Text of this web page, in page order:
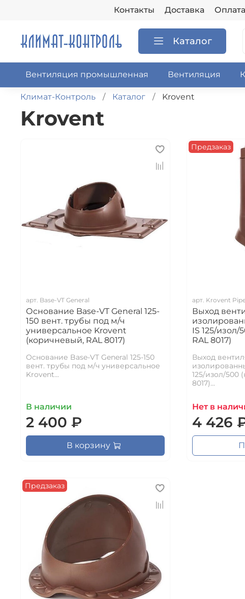
Контакты Доставка Оплата
Каталог
Вентиляция промышленная Вентиляция
Климат-Контроль Каталог Krovent
Krovent
арт. Base-VT General
Основание Base-VT General 125-
150 вент. трубы под м/ч
универсальное Krovent
(коричневый, RAL 8017)
Основание Base-VT General 125-150
вент. трубы под м/ч универсальное
Krovent...
В наличии
2 400 ₽
В корзину
Предзаказ
арт. Krovent
Выход
IS 125/
RAL 8017)
Выход
125/изол/500
8017)...
Нет в
4 426
Предзаказ